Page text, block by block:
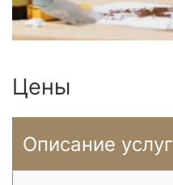
Цены
Описание услуг